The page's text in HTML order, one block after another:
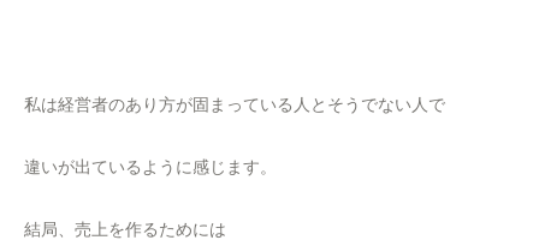
私は経営者のあり方が固まっている人とそうでない人で
違いが出ているように感じます。
結局、売上を作るためには